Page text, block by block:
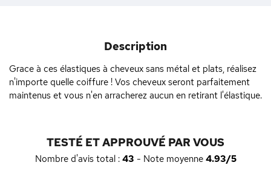
Description
Grace à ces élastiques à cheveux sans métal et plats, réalisez
n'importe quelle coiffure ! Vos cheveux seront parfaitement
maintenus et vous n'en arracherez aucun en retirant l'élastique.
TESTÉ ET APPROUVÉ PAR VOUS
Nombre d'avis total : 43 - Note moyenne 4.93/5